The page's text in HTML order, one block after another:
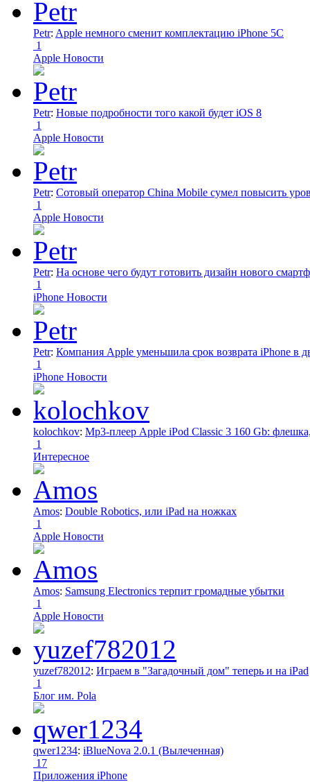
Petr: Apple немного сменит комплектацию iPhone 5C
1
Apple Новости
Petr: Новые подробности того какой будет iOS 8
1
Apple Новости
Petr: Сотовый оператор China Mobile сумел повысить
1
Apple Новости
Petr: На основе чего будут готовить дизайн нового
1
iPhone Новости
Petr: Компания Apple уменьшила срок возврата iPhone в
1
iPhone Новости
kolochkov: Mp3-плеер Apple iPod Classic 3 160 Gb:
1
Интересное
Amos: Double Robotics, или iPad на ножках
1
Apple Новости
Amos: Samsung Electronics терпит громадные убытки
1
Apple Новости
yuzef782012: Играем в "Загадочный дом" теперь и на iPad
1
Блог им. Pola
qwer1234: iBlueNova 2.0.1 (Вылеченная)
17
Приложения iPhone